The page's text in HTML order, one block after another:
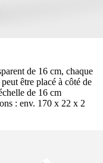
de 16 cm, chaque
être placé à côté de
de 16 cm
: env. 170 x 22 x 2